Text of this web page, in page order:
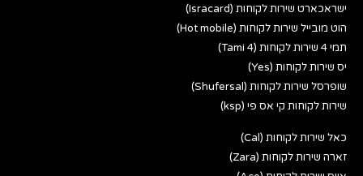
ישראכארט שירות לקוחות (Isracard)
הוט מובייל שירות לקוחות (Hot mobile)
תמי 4 שירות לקוחות (Tami 4)
יס שירות לקוחות (Yes)
שופרסל שירות לקוחות (Shufersal)
שירות לקוחות קי אס פי (ksp)
כאל שירות לקוחות (Cal)
זארה שירות לקוחות (Zara)